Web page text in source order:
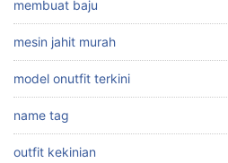
membuat baju
mesin jahit murah
model onutfit terkini
name tag
outfit kekinian